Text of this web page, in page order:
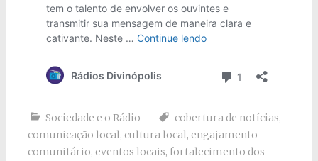
Sociedade e o Rádio cobertura de notícias,
comunicação local, cultura local, engajamento
comunitário, eventos locais, fortalecimento dos